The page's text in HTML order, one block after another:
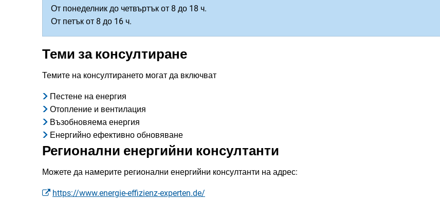
От понеделник до четвъртък от 8 до 18 ч.
От петък от 8 до 16 ч.
Теми за консултиране
Темите на консултирането могат да включват
Пестене на енергия
Отопление и вентилация
Възобновяема енергия
Енергийно ефективно обновяване
Регионални енергийни консултанти
Можете да намерите регионални енергийни консултанти на адрес:
https://www.energie-effizienz-experten.de/